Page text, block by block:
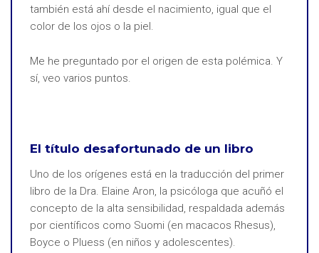
también está ahí desde el nacimiento, igual que el
color de los ojos o la piel.
Me he preguntado por el origen de esta polémica. Y
sí, veo varios puntos.
El título desafortunado de un libro
Uno de los orígenes está en la traducción del primer
libro de la Dra. Elaine Aron, la psicóloga que acuñó el
concepto de la alta sensibilidad, respaldada además
por científicos como Suomi (en macacos Rhesus),
Boyce o Pluess (en niños y adolescentes).